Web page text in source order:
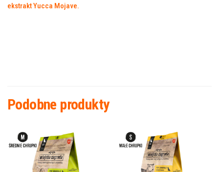
ekstrakt Yucca Mojave.
Podobne produkty